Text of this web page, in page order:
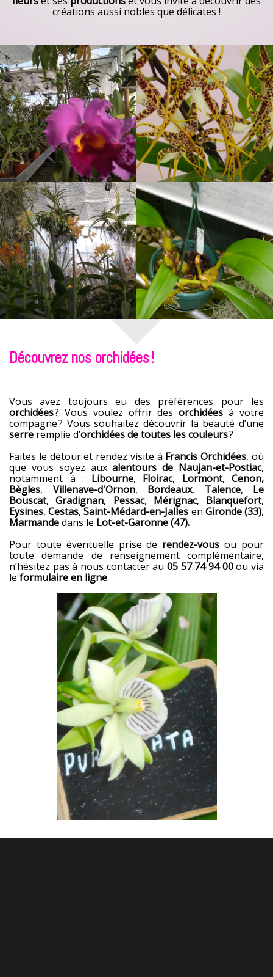
créations aussi nobles que délicates !
Découvrez nos orchidées !
Vous avez toujours eu des préférences pour les
orchidées? Vous voulez offrir desorchidées à votre
compagne ? Vous souhaitez découvrir la beauté d’une
serre remplie d’orchidées de toutes les couleurs?
Faites le détour et rendez visite à Francis Orchidées, où
que vous soyez auxalentours de Naujan-et-Postiac,
notamment à : Libourne, Floirac, Lormont, Cenon,
Bègles, Villenave-d'Ornon, Bordeaux, Talence, Le
Bouscat,Gradignan, Pessac, Mérignac, Blanquefort,
Eysines,Cestas,Saint-Médard-en-Jalles en Gironde (33),
Marmandedans le Lot-et-Garonne (47).
Pour toute éventuelle prise de rendez-vous ou pour
toute demande de renseignement complémentaire,
n’hésitez pas à nous contacter au 05 57 74 94 00ou via
le formulaire en ligne.